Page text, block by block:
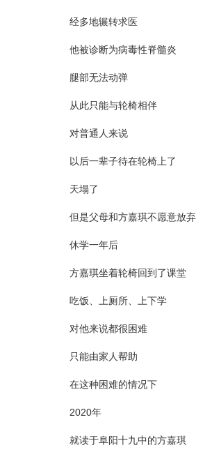
经多地辗转求医
他被诊断为病毒性脊髓炎
腿部无法动弹
从此只能与轮椅相伴
对普通人来说
以后一辈子待在轮椅上了
天塌了
但是父母和方嘉琪不愿意放弃
休学一年后
方嘉琪坐着轮椅回到了课堂
吃饭、上厕所、上下学
对他来说都很困难
只能由家人帮助
在这种困难的情况下
2020年
就读于阜阳十九中的方嘉琪